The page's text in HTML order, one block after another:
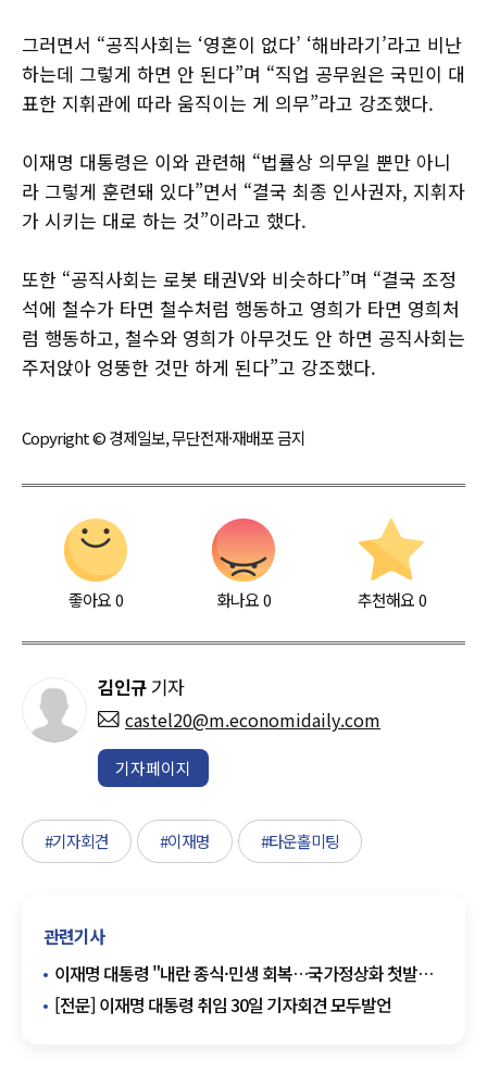
그러면서 “공직사회는 ‘영혼이 없다’ ‘해바라기’라고 비난
하는데 그렇게 하면 안 된다”며 “직업 공무원은 국민이 대
표한 지휘관에 따라 움직이는 게 의무”라고 강조했다.
이재명 대통령은 이와 관련해 “법률상 의무일 뿐만 아니
라 그렇게 훈련돼 있다”면서 “결국 최종 인사권자, 지휘자
가 시키는 대로 하는 것”이라고 했다.
또한 “공직사회는 로봇 태권V와 비슷하다”며 “결국 조정
석에 철수가 타면 철수처럼 행동하고 영희가 타면 영희처
럼 행동하고, 철수와 영희가 아무것도 안 하면 공직사회는
주저앉아 엉뚱한 것만 하게 된다”고 강조했다.
Copyright © 경제일보, 무단전재·재배포 금지
좋아요0 화나요0 추천해요 0
김인규 기자
castel20@m.economidaily.com
기자페이지
#기자회견 #이재명 #타운홀미팅
관련기사
이재명 대통령 "내란 종식·민생 회복…국가정상화 첫발
뗐다"
[전문] 이재명 대통령 취임 30일 기자회견 모두발언